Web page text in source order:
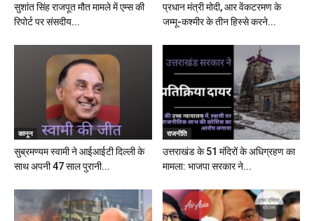
सुशांत सिंह राजपूत मौत मामले में एम्स की
रिपोर्ट पर संसदीय...
प्रधान मंत्री मोदी, आर वेंकटरमण के
जम्मू-कश्मीर के तीन हिस्से करने...
कानून
सुब्रमण्यम स्वामी ने आईआईटी दिल्ली के
साथ अपनी 47 साल पुरानी...
राजनीति
उत्तराखंड के 51 मंदिरों के अधिग्रहण का
मामला: भाजपा सरकार ने...